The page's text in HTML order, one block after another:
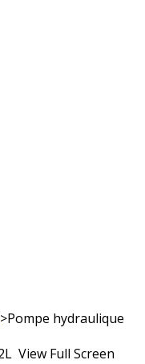
>Pompe hydraulique
View Full Screen